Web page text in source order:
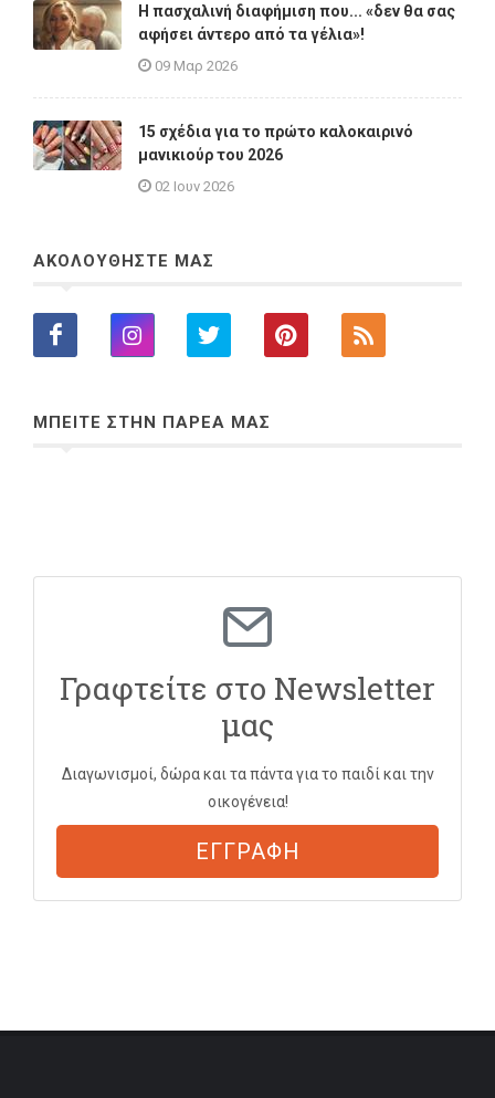
Η πασχαλινή διαφήμιση που... «δεν θα σας
αφήσει άντερο από τα γέλια»!
09 Μαρ 2026
15 σχέδια για το πρώτο καλοκαιρινό
μανικιούρ του 2026
02 Ιουν 2026
ΑΚΟΛΟΥΘΗΣΤΕ ΜΑΣ
ΜΠΕΙΤΕ ΣΤΗΝ ΠΑΡΕΑ ΜΑΣ
Γραφτείτε στο Newsletter
μας
Διαγωνισμοί, δώρα και τα πάντα για το παιδί και την
οικογένεια!
ΕΓΓΡΑΦΗ